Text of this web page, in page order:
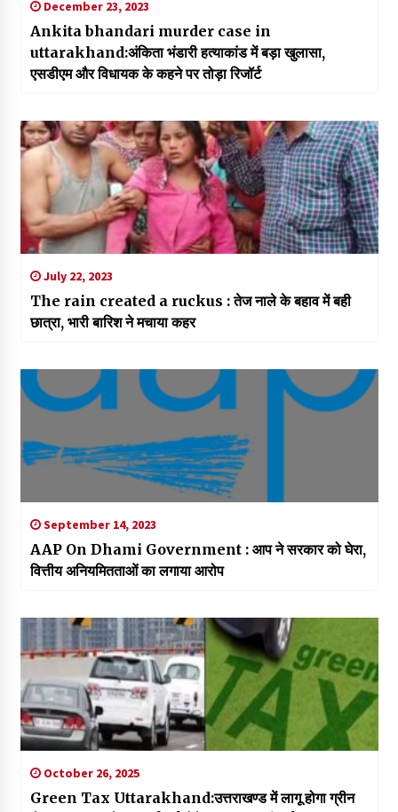
December 23, 2023
Ankita bhandari murder case in
uttarakhand:अंकिता भंडारी हत्याकांड में बड़ा खुलासा,
एसडीएम और विधायक के कहने पर तोड़ा रिजॉर्ट
July 22, 2023
The rain created a ruckus : तेज नाले के बहाव में बही
छात्रा, भारी बारिश ने मचाया कहर
September 14, 2023
AAP On Dhami Government : आप ने सरकार को घेरा,
वित्तीय अनियमितताओं का लगाया आरोप
October 26, 2025
Green Tax Uttarakhand:उत्तराखण्ड में लागू होगा ग्रीन